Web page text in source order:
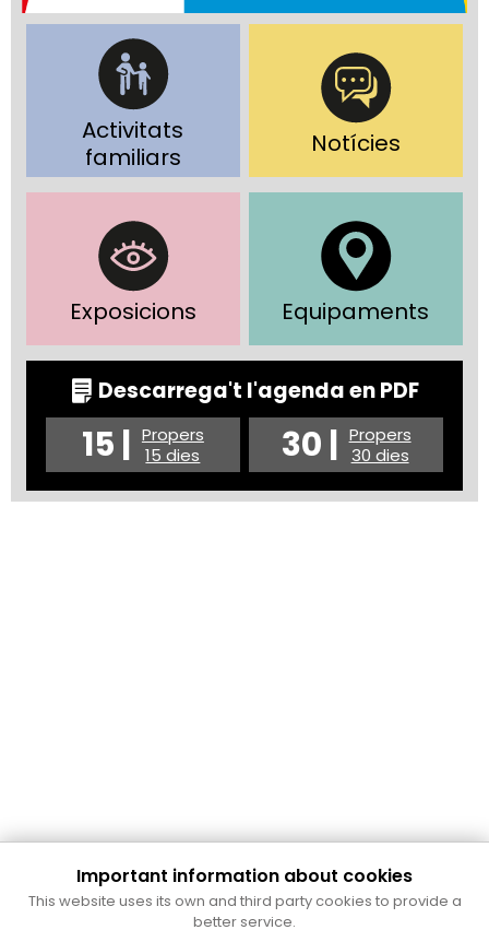
Activitats
familiars
Notícies
Exposicions Equipaments
Descarrega't l'agenda en PDF
15 | Propers
15 dies
30 | Propers
30 dies
Cultura Mataró
Ajuntament de Mataró
Important information about cookies
This website uses its own and third party cookies to provide a
better service.